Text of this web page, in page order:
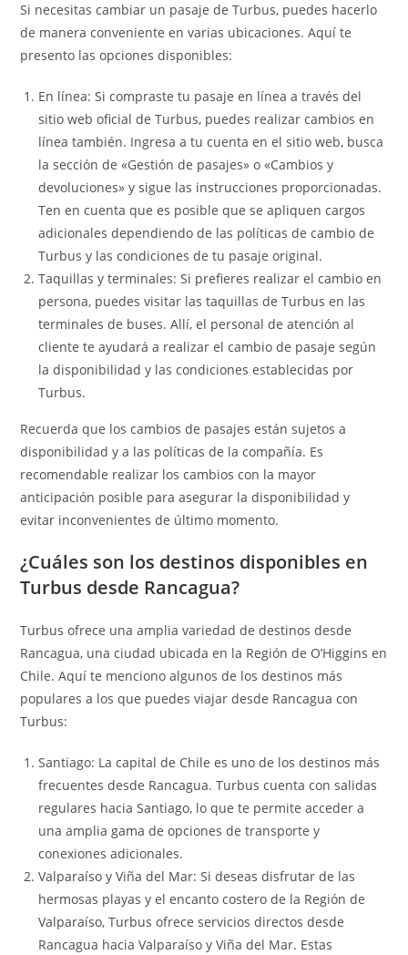
Si necesitas cambiar un pasaje de Turbus, puedes hacerlo
de manera conveniente en varias ubicaciones. Aquí te
presento las opciones disponibles:
En línea: Si compraste tu pasaje en línea a través del
sitio web oficial de Turbus, puedes realizar cambios en
línea también. Ingresa a tu cuenta en el sitio web, busca
la sección de «Gestión de pasajes» o «Cambios y
devoluciones» y sigue las instrucciones proporcionadas.
Ten en cuenta que es posible que se apliquen cargos
adicionales dependiendo de las políticas de cambio de
Turbus y las condiciones de tu pasaje original.
Taquillas y terminales: Si prefieres realizar el cambio en
persona, puedes visitar las taquillas de Turbus en las
terminales de buses. Allí, el personal de atención al
cliente te ayudará a realizar el cambio de pasaje según
la disponibilidad y las condiciones establecidas por
Turbus.
Recuerda que los cambios de pasajes están sujetos a
disponibilidad y a las políticas de la compañía. Es
recomendable realizar los cambios con la mayor
anticipación posible para asegurar la disponibilidad y
evitar inconvenientes de último momento.
¿Cuáles son los destinos disponibles en
Turbus desde Rancagua?
Turbus ofrece una amplia variedad de destinos desde
Rancagua, una ciudad ubicada en la Región de O’Higgins en
Chile. Aquí te menciono algunos de los destinos más
populares a los que puedes viajar desde Rancagua con
Turbus:
Santiago: La capital de Chile es uno de los destinos más
frecuentes desde Rancagua. Turbus cuenta con salidas
regulares hacia Santiago, lo que te permite acceder a
una amplia gama de opciones de transporte y
conexiones adicionales.
Valparaíso y Viña del Mar: Si deseas disfrutar de las
hermosas playas y el encanto costero de la Región de
Valparaíso, Turbus ofrece servicios directos desde
Rancagua hacia Valparaíso y Viña del Mar. Estas